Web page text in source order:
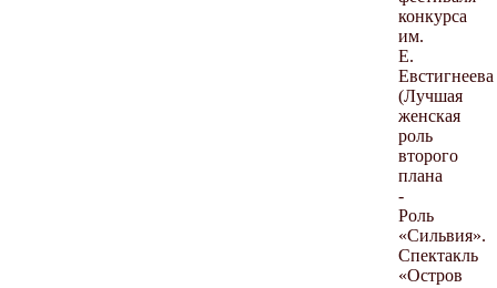
конкурса
им.
Е.
Евстигнеева
(Лучшая
женская
роль
второго
плана
-
Роль
«Сильвия».
Спектакль
«Остров